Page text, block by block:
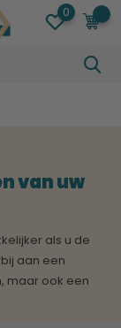
0
van uw
als u de
aan een
maar ook een